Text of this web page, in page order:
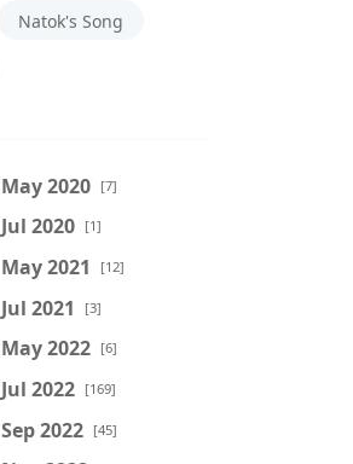
Natok's Song
May 2020 [7]
Jul 2020 [1]
May 2021 [12]
Jul 2021 [3]
May 2022 [6]
Jul 2022 [169]
Sep 2022 [45]